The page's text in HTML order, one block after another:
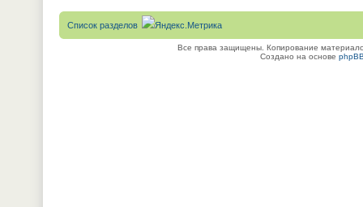
Список разделов
Все права защищены. Копирование
Создано на основе